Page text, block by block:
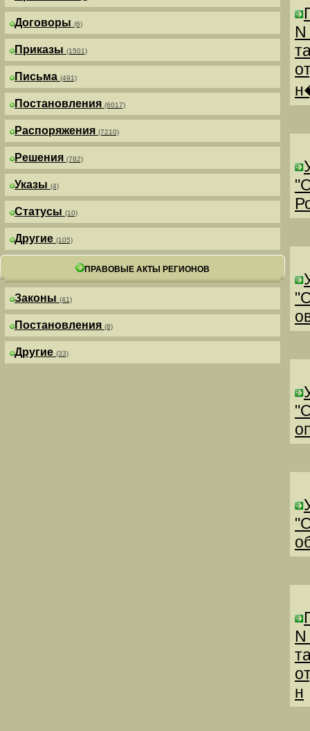
Договоры (6)
Приказы (1501)
Письма (491)
Постановления (6017)
Распоряжения (7210)
Решения (782)
Указы (4)
Статусы (10)
Другие (105)
ПРАВОВЫЕ АКТЫ РЕГИОНОВ
Законы (41)
Постановления (8)
Другие (33)
н